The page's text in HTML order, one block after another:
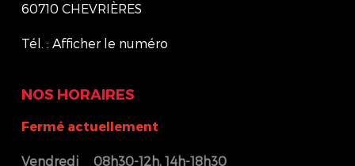
60710 CHEVRIÈRES
Tél. : Afficher le numéro
NOS HORAIRES
Fermé actuellement
Vendredi 08h30-12h, 14h-18h30